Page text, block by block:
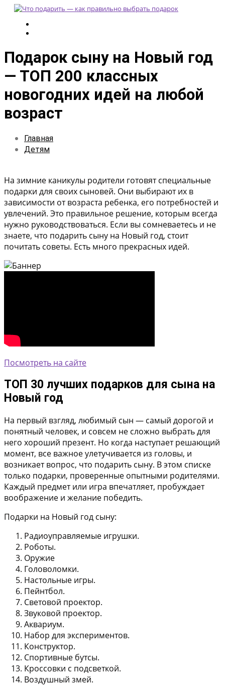
Подарок сыну на Новый год
— ТОП 200 классных
новогодних идей на любой
возраст
Главная
Детям
На зимние каникулы родители готовят специальные
подарки для своих сыновей. Они выбирают их в
зависимости от возраста ребенка, его потребностей и
увлечений. Это правильное решение, которым всегда
нужно руководствоваться. Если вы сомневаетесь и не
знаете, что подарить сыну на Новый год, стоит
почитать советы. Есть много прекрасных идей.
Посмотреть на сайте
ТОП 30 лучших подарков для сына на
Новый год
На первый взгляд, любимый сын — самый дорогой и
понятный человек, и совсем не сложно выбрать для
него хороший презент. Но когда наступает решающий
момент, все важное улетучивается из головы, и
возникает вопрос, что подарить сыну. В этом списке
только подарки, проверенные опытными родителями.
Каждый предмет или игра впечатляет, пробуждает
воображение и желание победить.
Подарки на Новый год сыну:
Радиоуправляемые игрушки.
Роботы.
Оружие
Головоломки.
Настольные игры.
Пейнтбол.
Световой проектор.
Звуковой проектор.
Аквариум.
Набор для экспериментов.
Конструктор.
Спортивные бутсы.
Кроссовки с подсветкой.
Воздушный змей.